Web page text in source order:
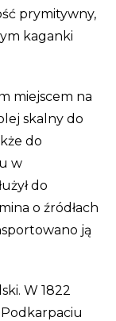
prymitywny,
kaganki
miejscem na
skalny do
do
w
do
o źródłach
ją
W 1822